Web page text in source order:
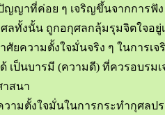
ญาที่ค่อย ๆ เจริญขึ้นจากการฟั
ทั้งนั้น ถูกอกุศลกลุ้มรุมจิตใจอ
ยความตั้งใจมั่นจริง ๆ ในการ
เป็นบารมี (ความดี) ที่ควรอบร
สนา
มตั้งใจมั่นในการกระทำกุศลปร